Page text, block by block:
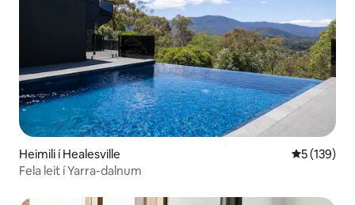
Heimili í Healesville 5 af 5 í
5 (139)
Fela leit í Yarra-dalnum